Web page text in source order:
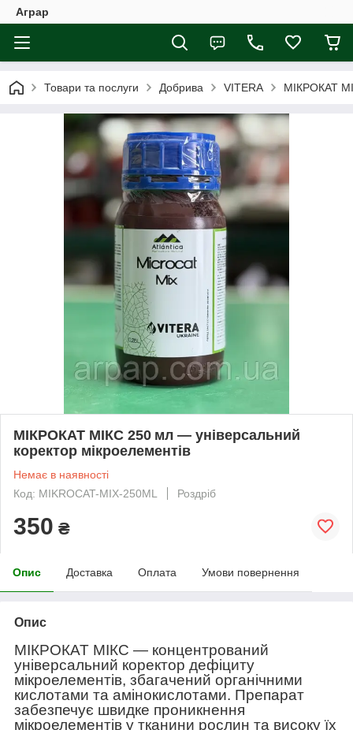
Аграр
Товари та послуги Добрива VITERA МІКРОКАТ
МІКРОКАТ МІКС 250 мл — універсальний
коректор мікроелементів
Немає в наявності
Код: MIKROCAT-MIX-250ML
Роздріб
350 ₴
Опис Доставка Оплата Умови повернення
Опис
МІКРОКАТ МІКС — концентрований
універсальний коректор дефіциту
мікроелементів, збагачений органічними
кислотами та амінокислотами. Препарат
забезпечує швидке проникнення
мікроелементів у тканини рослин та високу їх